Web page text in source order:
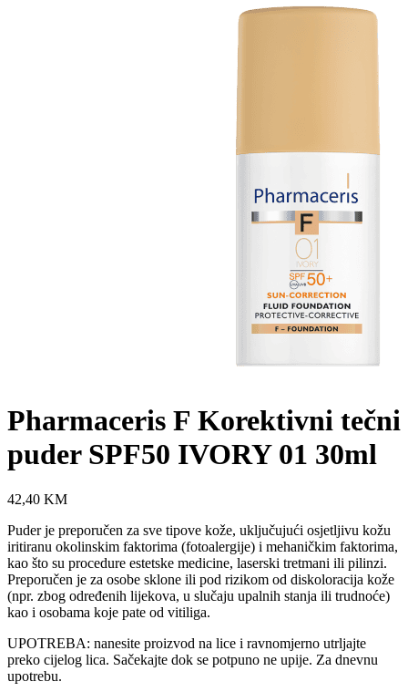
Pharmaceris F Korektivni tečni
puder SPF50 IVORY 01 30ml
42,40 KM
Puder je preporučen za sve tipove kože, uključujući osjetljivu kožu
iritiranu okolinskim faktorima (fotoalergije) i mehaničkim faktorima,
kao što su procedure estetske medicine, laserski tretmani ili pilinzi.
Preporučen je za osobe sklone ili pod rizikom od diskoloracija kože
(npr. zbog određenih lijekova, u slučaju upalnih stanja ili trudnoće)
kao i osobama koje pate od vitiliga.
UPOTREBA: nanesite proizvod na lice i ravnomjerno utrljajte
preko cijelog lica. Sačekajte dok se potpuno ne upije. Za dnevnu
upotrebu.